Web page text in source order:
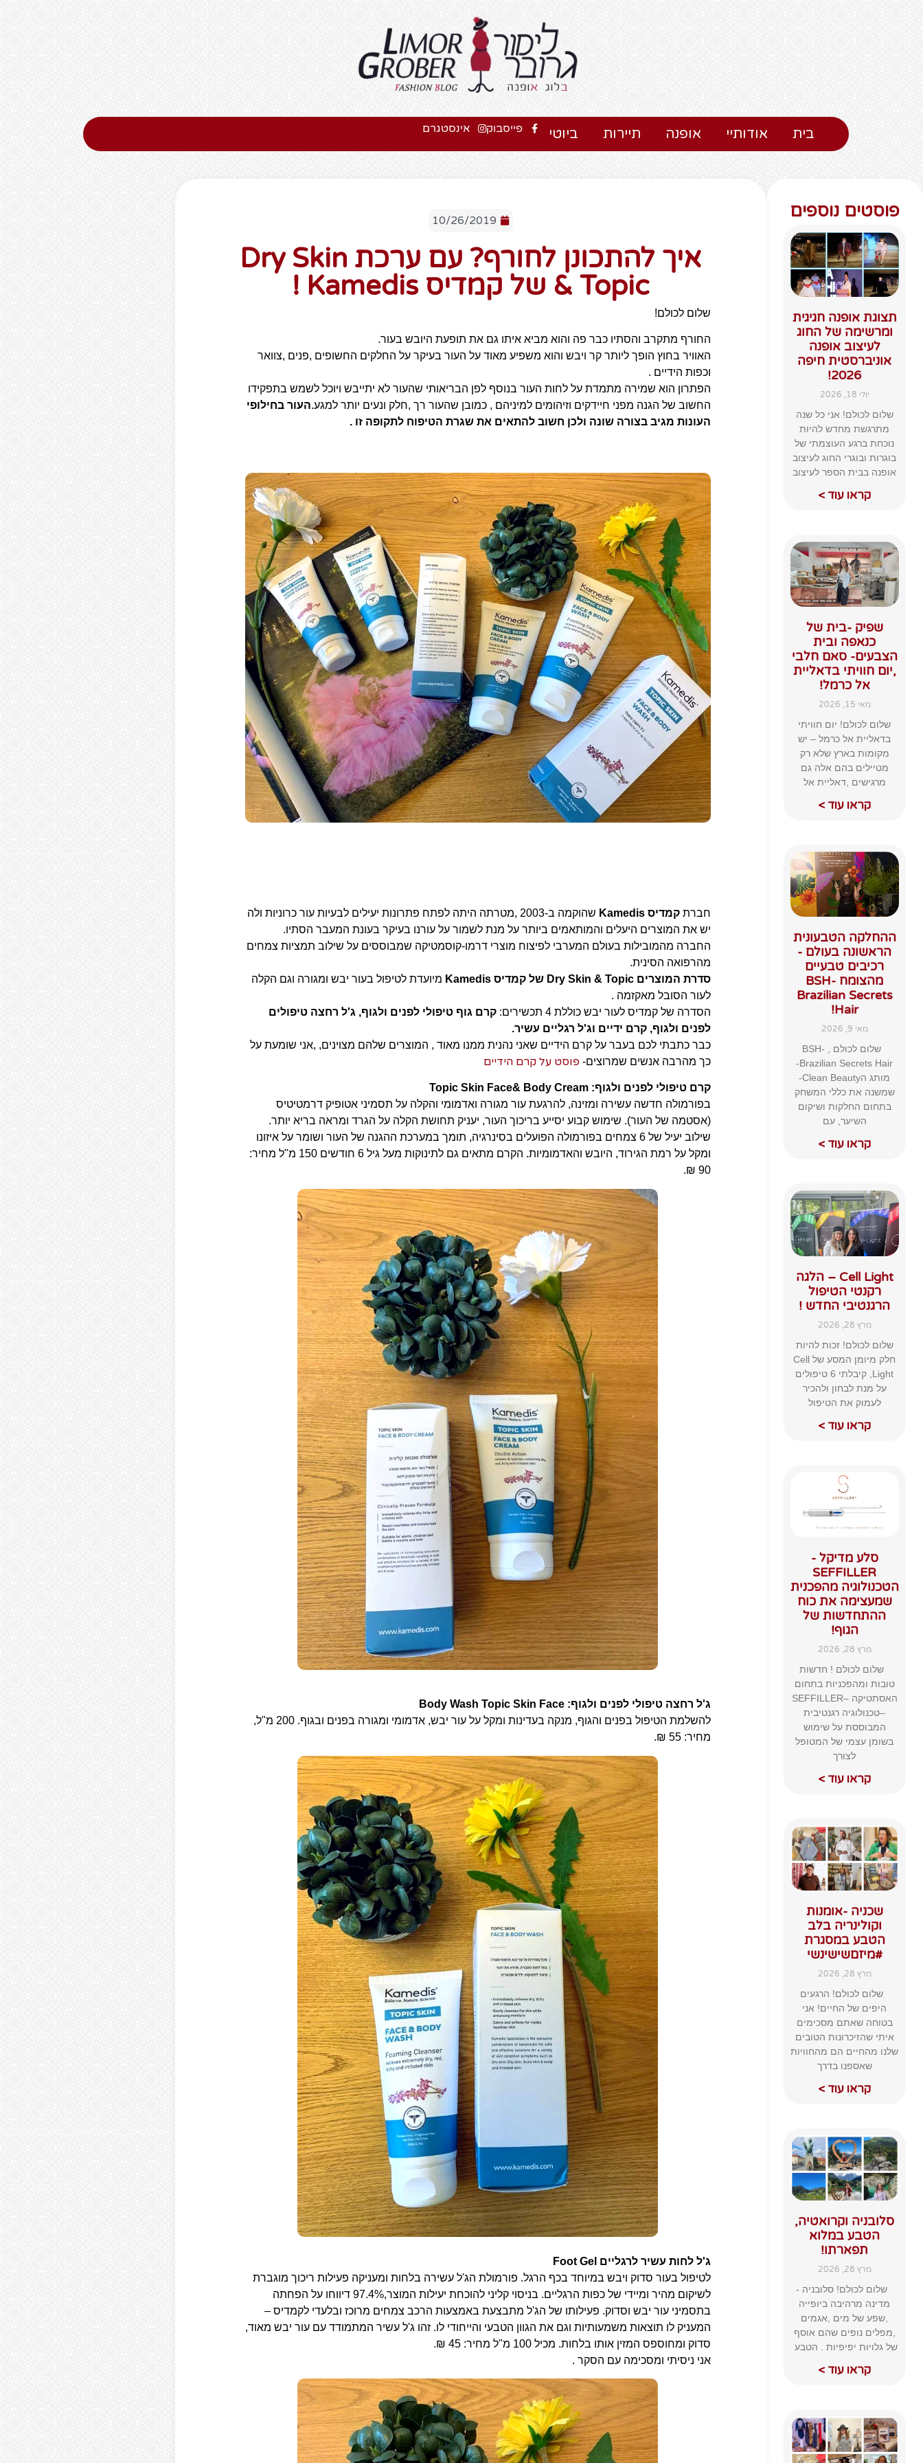
בית אודותיי אופנה תיירות ביוטי פייסבוק אינסטגרם
פוסטים נוספים
תצוגת אופנה חגיגית
ומרשימה של החוג
לעיצוב אופנה
אוניברסטית חיפה
2026!
יולי 18, 2026
שלום לכולם! אני כל שנה
מתרגשת מחדש להיות
נוכחת ברגע העוצמתי של
בוגרות ובוגרי החוג לעיצוב
אופנה בבית הספר לעיצוב
קראו עוד >
שפיק -בית של
כנאפה ובית
הצבעים- סאם חלבי
,יום חוויתי בדאליית
אל כרמל!
מאי 15, 2026
שלום לכולם! יום חוויתי
בדאליית אל כרמל – יש
מקומות בארץ שלא רק
מטיילים בהם אלה גם
מרגישים ,דאליית אל
קראו עוד >
ההחלקה הטבעונית
הראשונה בעולם -
רכיבים טבעיים
מהצומח BSH-
Brazilian Secrets
Hair!
מאי 9, 2026
שלום לכולם , BSH-
Brazilian Secrets Hair-
מותג הClean Beauty-
שמשנה את כללי המשחק
בתחום החלקות ושיקום
השיער, עם
קראו עוד >
Cell Light – הלגה
רקנטי הטיפול
הרגנטיבי החדש !
מרץ 28, 2026
שלום לכולם! זכות להיות
חלק מיומן המסע של Cell
Light, קיבלתי 6 טיפולים
על מנת לבחון ולהכיר
לעמוק את הטיפול
קראו עוד >
סלע מדיקל -
SEFFILLER
הטכנולוגיה מהפכנית
שמעצימה את כוח
ההתחדשות של
הגוף!
מרץ 28, 2026
שלום לכולם ! חדשות
טובות ומהפכניות בתחום
האסתטיקה –SEFFILLER
–טכנולוגיה רגנטיבית
המבוססת על שימוש
בשומן עצמי של המטופל
לצורך
קראו עוד >
שכניה -אומנות
וקולינריה בלב
הטבע במסגרת
#מיזםשישינשי
מרץ 28, 2026
שלום לכולם! הרגעים
היפים של החיים! אני
בטוחה שאתם מסכימים
איתי שהזיכרונות הטובים
שלנו מהחיים הם מהחוויות
שאספנו בדרך
קראו עוד >
סלובניה וקרואטיה,
הטבע במלוא
תפארתו!
מרץ 28, 2026
שלום לכולם! סלובניה -
מדינה מרהיבה ביופייה
,שפע של מים ,אגמים
,מפלים נופים שהם אוסף
של גלויות יפיפיות . הטבע
קראו עוד >
10/26/2019
איך להתכונן לחורף? עם ערכת Dry Skin
& Topic של קמדיס Kamedis !
שלום לכולם!
החורף מתקרב והסתיו כבר פה והוא מביא איתו גם את תופעת היובש בעור.
האוויר בחוץ הופך ליותר קר ויבש והוא משפיע מאוד על העור בעיקר על החלקים החשופים ,פנים ,צוואר
וכפות הידיים .
הפתרון הוא שמירה מתמדת על לחות העור בנוסף לפן הבריאותי שהעור לא יתייבש ויוכל לשמש בתפקידו
החשוב של הגנה מפני חיידקים וזיהומים למיניהם , כמובן שהעור רך ,חלק ונעים יותר למגע.העור בחילופי
העונות מגיב בצורה שונה ולכן חשוב להתאים את שגרת הטיפוח לתקופה זו .
חברתקמדיס Kamedis
שהוקמה ב-2003 ,מטרתה היתה לפתח פתרונות יעילים לבעיות עור כרוניות ולה
יש את המוצרים היעלים והמותאמים ביותר על מנת לשמור על עורנו בעיקר בעונת המעבר הסתיו.
החברה מהמובילות בעולם המערבי לפיצוח מוצרי דרמו-קוסמטיקה שמבוססים על שילוב תמציות צמחים
מהרפואה הסינית.
סדרת המוצרים Dry Skin & Topic של קמדיס Kamedis
מיועדת לטיפול בעור יבש ומגורה וגם הקלה
לעור הסובל מאקזמה .
הסדרה של קמדיס לעור יבש כוללת 4 תכשירים:
קרם גוף טיפולי לפנים ולגוף, ג'ל רחצה טיפולים
לפנים ולגוף, קרם ידיים וג'ל רגליים עשיר.
כבר כתבתי לכם בעבר על קרם הידיים שאני נהנית ממנו מאוד , המוצרים שלהם מצוינים, ,אני שומעת על
כך מהרבה אנשים שמרוצים-פוסט על קרם הידיים
קרם טיפולי לפנים ולגוף: Topic Skin Face& Body Cream
בפורמולה חדשה עשירה ומזינה, להרגעת עור מגורה ואדמומי והקלה על תסמיני אטופיק דרמטיטיס
(אסטמה של העור). שימוש קבוע יסייע בריכוך העור, יעניק תחושת הקלה על הגרד ומראה בריא יותר.
שילוב יעיל של 6 צמחים בפורמולה הפועלים בסינרגיה, תומך במערכת ההגנה של העור ושומר על איזונו
ומקל על רמת הגירוד, היובש והאדמומיות. הקרם מתאים גם לתינוקות מעל גיל 6 חודשים 150 מ"ל מחיר:
90 ₪.
ג'ל רחצה טיפולי לפנים ולגוף: Body Wash Topic Skin Face
להשלמת הטיפול בפנים והגוף, מנקה בעדינות ומקל על עור יבש, אדמומי ומגורה בפנים ובגוף. 200 מ"ל,
מחיר: 55 ₪.
ג'ל לחות עשיר לרגליים Foot Gel
לטיפול בעור סדוק ויבש במיוחד בכף הרגל. פורמולת הג'ל עשירה בלחות ומעניקה פעילות ריכוך מוגברת
לשיקום מהיר ומיידי של כפות הרגליים. בניסוי קליני להוכחת יעילות המוצר,97.4% דיווחו על הפחתה
בתסמיני עור יבש וסדוק. פעילותו של הג'ל מתבצעת באמצעות הרכב צמחים מרוכז ובלעדי לקמדיס –
המעניק לו תוצאות משמעותיות וגם את הגוון הטבעי והייחודי לו. זהו ג'ל עשיר המתמודד עם עור יבש מאוד,
סדוק ומחוספס המזין אותו בלחות. מכיל 100 מ"ל מחיר: 45 ₪.
אני ניסיתי ומסכימה עם הסקר .